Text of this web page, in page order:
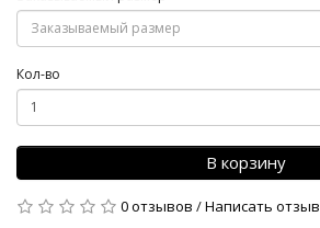
Кол-во
В корзину
0 отзывов /Написать отзыв